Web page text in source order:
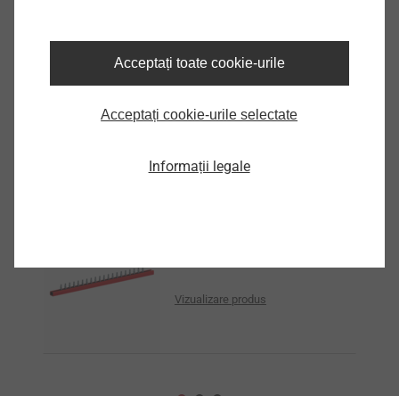
Unitate 1000
Vizualizare produs
Acceptați toate cookie-urile
Acceptați cookie-urile selectate
Informații legale